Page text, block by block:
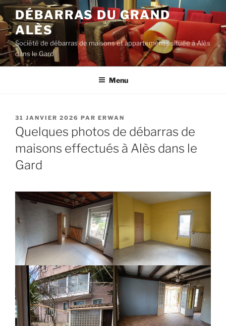
Aller
au
contenu
principal
DÉBARRAS DU GRAND
ALÈS
Société de débarras de maisons et appartements située à Alès
dans le Gard
Menu
PUBLIÉ
LE
31 JANVIER 2026 PAR ERWAN
Quelques photos de débarras de
maisons effectués à Alès dans le
Gard